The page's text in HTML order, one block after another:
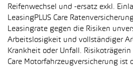
Reifenwechsel und -ersatz exkl.
LeasingPLUS Care
Leasingrate gegen die Risiken
Arbeitslosigkeit und vollständiger
Krankheit oder Unfall. Risikoträgerin
Care Motorfahrzeugversicherung ist